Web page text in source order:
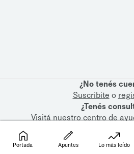
¿No tenés
Suscribite o
¿Tenés
Visitá nuestrocentro de
Portada Apuntes Lo más leído